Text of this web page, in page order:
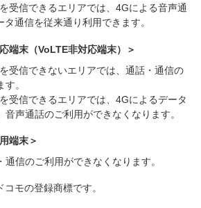
受信できるエリアでは、4Gによる音声通
通信を従来通り利用できます。
端末（VoLTE非対応端末）＞
受信できないエリアでは、通話・通信の
。
受信できるエリアでは、4Gによるデータ
声通話のご利用ができなくなります。
端末＞
信のご利用ができなくなります。
モの登録商標です。